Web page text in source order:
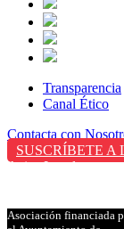
Transparencia
Canal Ético
Contacta con
SUSCRÍBETE A
Aviso Legal
Asociación financiada